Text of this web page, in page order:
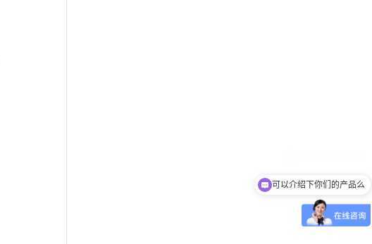
可以介绍下你们的产品么